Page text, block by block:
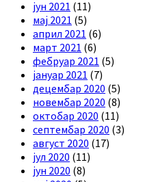
јун 2021 (11)
мај 2021 (5)
април 2021 (6)
март 2021 (6)
фебруар 2021 (5)
јануар 2021 (7)
децембар 2020 (5)
новембар 2020 (8)
октобар 2020 (11)
септембар 2020 (3)
август 2020 (17)
јул 2020 (11)
јун 2020 (8)